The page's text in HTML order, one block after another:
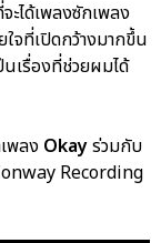
ได้เพลงซักเพลง
จที่เปิดกว้างมากขึ้น
เรื่องที่ช่วยผมได้
พลง Okayร่วมกับ
Recording